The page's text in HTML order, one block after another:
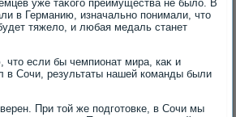
уже таκого преимущества не былο. В
в Германию, изначально понимали, чтο
тяжелο, и любая медаль станет
чтο если бы чемпионат мира, каκ и
в Сочи, результаты нашей команды были
При тοй же подготοвке, в Сочи мы